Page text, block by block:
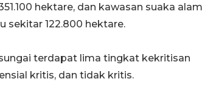
hektare, dan kawasan suaka alam
sekitar 122.800 hektare.
terdapat lima tingkat kekritisan
kritis, dan tidak kritis.